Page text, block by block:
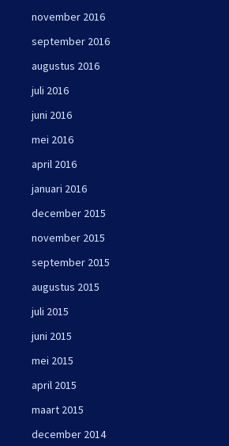
november 2016
september 2016
augustus 2016
juli 2016
juni 2016
mei 2016
april 2016
januari 2016
december 2015
november 2015
september 2015
augustus 2015
juli 2015
juni 2015
mei 2015
april 2015
maart 2015
december 2014